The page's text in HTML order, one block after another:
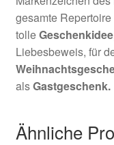
gesamte Repertoire
tolle
Liebesbeweis, für
alsGastgeschenk.
Ähnliche